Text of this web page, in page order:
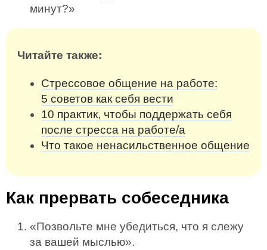
минут?»
Читайте также:
Стрессовое общение на работе:
5 советов как себя вести
10 практик, чтобы поддержать себя
после стресса на работе/a
Что такое ненасильственное общение
Как прервать собеседника
«Позвольте мне убедиться, что я слежу
за вашей мыслью».